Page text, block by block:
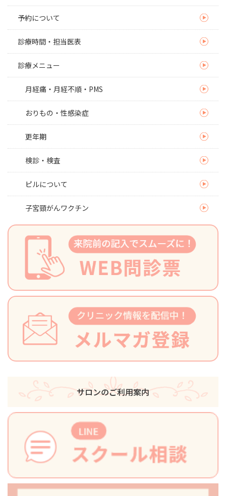
予約について
診療時間・担当医表
診療メニュー
月経痛・月経不順・PMS
おりもの・性感染症
更年期
検診・検査
ピルについて
子宮頸がんワクチン
サロンのご利用案内